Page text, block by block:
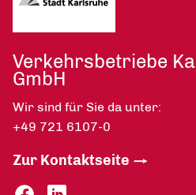
Verkehrsbetriebe
GmbH
Wir sind für Sie da unter:
+49 721 6107-0
Zur Kontaktseite